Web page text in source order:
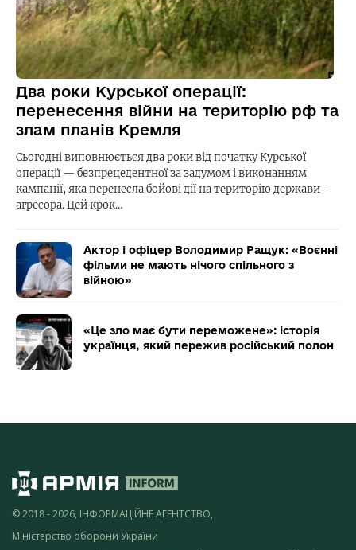
Два роки Курської операції:
перенесення війни на територію рф та
злам планів Кремля
Сьогодні виповнюється два роки від початку Курської
операції — безпрецедентної за задумом і виконанням
кампанії, яка перенесла бойові дії на територію держави-
агресора. Цей крок…
Актор і офіцер Володимир Ращук: «Воєнні
фільми не мають нічого спільного з
війною»
«Це зло має бути переможене»: історія
українця, який пережив російський полон
© 2018 - 2026, ІНФОРМАЦІЙНЕ АГЕНТСТВО,
Міністерство оборони України